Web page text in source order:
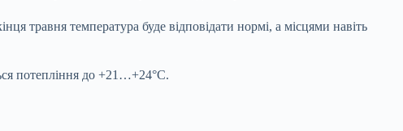
травня температура буде відповідати нормі, а місцями навіть
потепління до +21…+24°C.